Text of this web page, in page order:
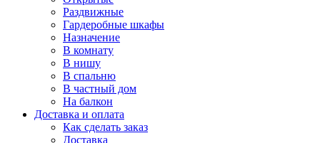
Раздвижные
Гардеробные шкафы
Назначение
В комнату
В нишу
В спальню
В частный дом
На балкон
Доставка и оплата
Как сделать заказ
Доставка